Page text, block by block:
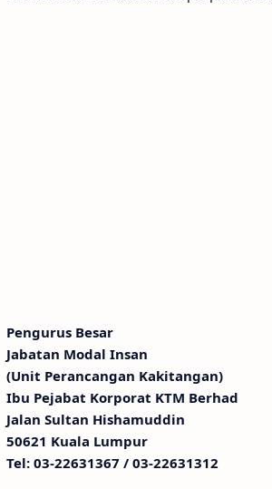
Pengurus Besar
Jabatan Modal Insan
(Unit Perancangan Kakitangan)
Ibu Pejabat Korporat KTM Berhad
Jalan Sultan Hishamuddin
50621 Kuala Lumpur
Tel: 03-22631367 / 03-22631312